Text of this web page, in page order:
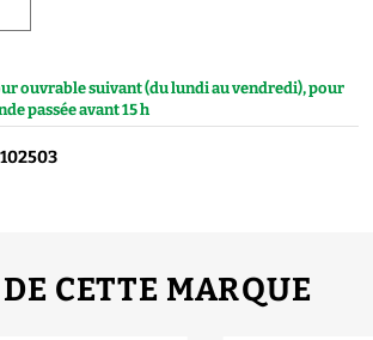
ouvrable suivant (du lundi au vendredi), pour
passée avant 15 h
CETTE MARQUE